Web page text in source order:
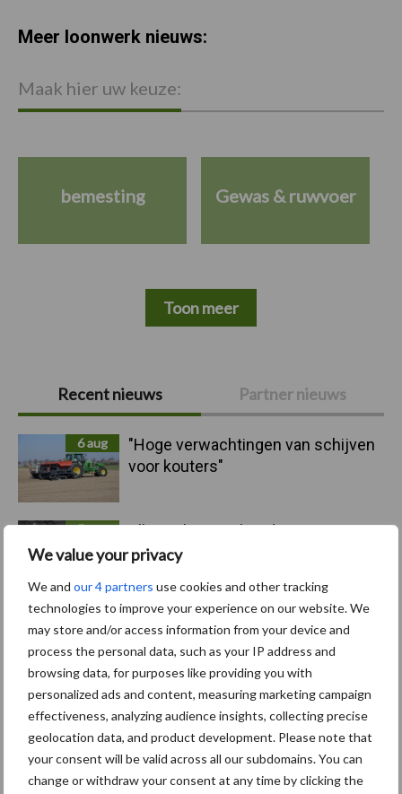
We value your privacy
We and our 4 partners use cookies and other tracking
technologies to improve your experience on our website. We
may store and/or access information from your device and
process the personal data, such as your IP address and
browsing data, for purposes like providing you with
personalized ads and content, measuring marketing campaign
effectiveness, analyzing audience insights, collecting precise
geolocation data, and product development. Please note that
your consent will be valid across all our subdomains. You can
change or withdraw your consent at any time by clicking the
Primaire
Sidebar
Recent nieuws Partner nieuws
6 aug
"Hoge verwachtingen van schijven
voor kouters"
5 aug
Albourgh Tyres breidt uit naar
nieuwe marktsegmenten
5 aug
Caterpillar breidt gamma
elektrische bulldozers uit
5 aug
Komatsu HM460-6 knikdumper legt
lat opnieuw hoger
5 aug Nieuwe compacte gedragen
Meer loonwerk nieuws:
Maak hier uw keuze:
bemesting Gewas & ruwvoer
Toon meer